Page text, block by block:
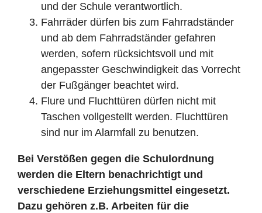
und der Schule verantwortlich.
Fahrräder dürfen bis zum Fahrradständer
und ab dem Fahrradständer gefahren
werden, sofern rücksichtsvoll und mit
angepasster Geschwindigkeit das Vorrecht
der Fußgänger beachtet wird.
Flure und Fluchttüren dürfen nicht mit
Taschen vollgestellt werden. Fluchttüren
sind nur im Alarmfall zu benutzen.
Bei Verstößen gegen die Schulordnung
werden die Eltern benachrichtigt und
verschiedene Erziehungsmittel eingesetzt.
Dazu gehören z.B. Arbeiten für die